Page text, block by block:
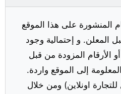
المنشورة على هذا الموقع
المعلن. و إحتمالية وجود
الأرقام المزودة من قبل
إلى الموقع واردة.
اونلاين) ومن خلال